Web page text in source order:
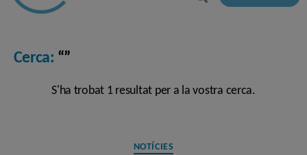
Cerca: “”
S'ha trobat 1 resultat per a la vostra cerca.
Categories
NOTÍCIES